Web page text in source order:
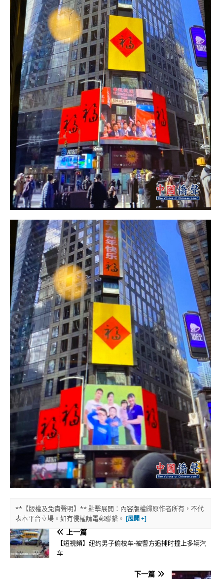
**【版權及免責聲明】** 點擊展開：內容版權歸原作者所有，不代
表本平台立場。如有侵權請電郵聯繫。
上一篇
【短視頻】纽约男子偷校车-被警方追捕时撞上多辆汽
车
下一篇